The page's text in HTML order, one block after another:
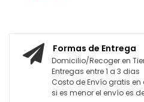
Formas de Entrega
Domicilio/Recoger en
Entregas entre 1 a 3 dias
Costo de Envío gratis
si es menor el envío es